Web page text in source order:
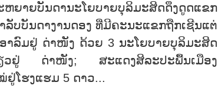
າຍບັນດານະໂຍບາຍບຸລິມະສິດດຶງດູດແຂກ
ລັບບັນດາງານດອງ ທີ່ມີຄະນະແຂກຖືກເຊີນແຕ່
າລົມຢູ່ ດ່າໜັງ ດ້ວຍ 3 ນະໂຍບາຍບຸລິມະສິດ
ຽວຢູ່ ດ່າໜັງ; ສະແດງສິລະປະພື້ນເມືອງ
ໂຮງແຮມ 5 ດາວ...